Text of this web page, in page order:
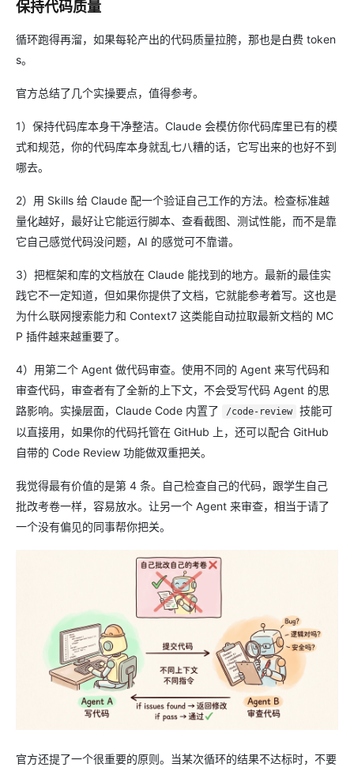
保持代码质量
循环跑得再溜，如果每轮产出的代码质量拉胯，那也是白费 token
s。
官方总结了几个实操要点，值得参考。
1）保持代码库本身干净整洁。Claude 会模仿你代码库里已有的模
式和规范，你的代码库本身就乱七八糟的话，它写出来的也好不到
哪去。
2）用 Skills 给 Claude 配一个验证自己工作的方法。检查标准越
量化越好，最好让它能运行脚本、查看截图、测试性能，而不是靠
它自己感觉代码没问题，AI 的感觉可不靠谱。
3）把框架和库的文档放在 Claude 能找到的地方。最新的最佳实
践它不一定知道，但如果你提供了文档，它就能参考着写。这也是
为什么联网搜索能力和 Context7 这类能自动拉取最新文档的 MC
P 插件越来越重要了。
4）用第二个 Agent 做代码审查。使用不同的 Agent 来写代码和
审查代码，审查者有了全新的上下文，不会受写代码 Agent 的思
路影响。实操层面，Claude Code 内置了
/code-review
技能可
以直接用，如果你的代码托管在 GitHub 上，还可以配合 GitHub
自带的 Code Review 功能做双重把关。
我觉得最有价值的是第 4 条。自己检查自己的代码，跟学生自己
批改考卷一样，容易放水。让另一个 Agent 来审查，相当于请了
一个没有偏见的同事帮你把关。
官方还提了一个很重要的原则。当某次循环的结果不达标时，不要